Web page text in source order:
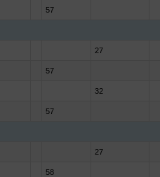
57
27
57
32
57
27
58